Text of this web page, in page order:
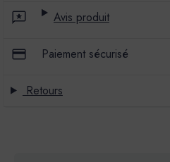
Avis produit
Paiement sécurisé
Retours